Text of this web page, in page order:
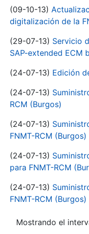
(09-10-13)
digitalización de la
(29-07-13) Servicio
SAP-extended ECM
(24-07-13) Edición
(24-07-13)
RCM (Burgos)
(24-07-13)
FNMT-RCM (Burgos)
(24-07-13)
para FNMT-RCM
(24-07-13)
FNMT-RCM (Burgos)
Mostrando el